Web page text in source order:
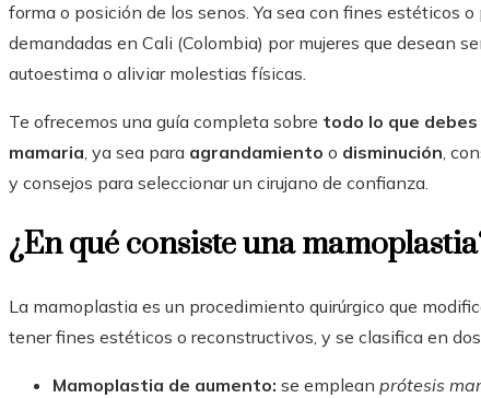
forma o posición de los senos. Ya sea con fines estéticos
demandadas en Cali (Colombia) por mujeres que desean
autoestima o aliviar molestias físicas.
Te ofrecemos una guía completa sobre todo lo que
mamaria, ya sea para agrandamiento o disminución,
y consejos para seleccionar un cirujano de confianza.
¿En qué consiste una
La mamoplastia es un procedimiento quirúrgico que
tener fines estéticos o reconstructivos, y se clasifica en
Mamoplastia de aumento: se emplean prótesis